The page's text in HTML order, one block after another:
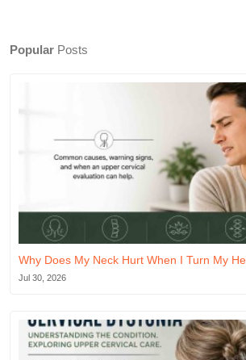
Popular Posts
Why Does My Neck Hurt When I Turn My
Jul 30, 2026